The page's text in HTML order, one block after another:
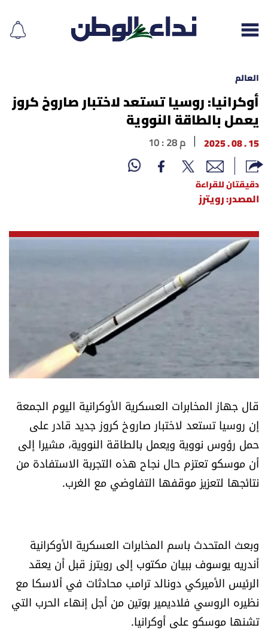
إقرأ الجريدة
لبنان
الغلاف
محليات
نداء القرّاء
خاص الموقع
كتّابنا
تحت المجهر
آراء
العالم
الصحافة الإسرائيلية
ثقافة وفنون
العالم
أوكرانيا: روسيا تستعد لاختبار صاروخ كروز
يعمل بالطاقة النووية
15 . 08 . 2025 10 : 28 م
دقيقتان للقراءة
المصدر: رويترز
قال جهاز المخابرات العسكرية الأوكرانية اليوم الجمعة
إن روسيا تستعد لاختبار صاروخ كروز جديد قادر على
حمل رؤوس نووية ويعمل بالطاقة النووية، مشيرا إلى
أن موسكو تعتزم حال نجاح هذه التجربة الاستفادة من
نتائجها لتعزيز موقفها التفاوضي مع الغرب.
وبعث المتحدث باسم المخابرات العسكرية الأوكرانية
أندريه يوسوف ببيان مكتوب إلى رويترز قبل أن يعقد
الرئيس الأميركي دونالد ترامب محادثات في ألاسكا مع
نظيره الروسي فلاديمير بوتين من أجل إنهاء الحرب التي
تشنها موسكو على أوكرانيا.